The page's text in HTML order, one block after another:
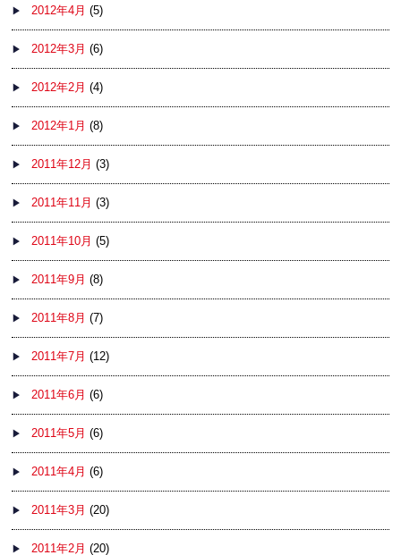
2012年4月 (5)
2012年3月 (6)
2012年2月 (4)
2012年1月 (8)
2011年12月 (3)
2011年11月 (3)
2011年10月 (5)
2011年9月 (8)
2011年8月 (7)
2011年7月 (12)
2011年6月 (6)
2011年5月 (6)
2011年4月 (6)
2011年3月 (20)
2011年2月 (20)